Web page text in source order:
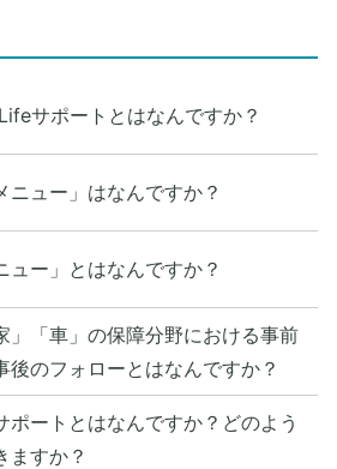
サポートとはなんですか？
ニュー」はなんですか？
ュー」とはなんですか？
」「車」の保障分野における事前
後のフォローとはなんですか？
ポートとはなんですか？どのよう
ますか？